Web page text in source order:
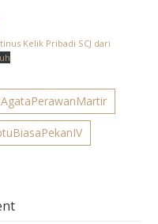
Kelik Pribadi SCJ dari